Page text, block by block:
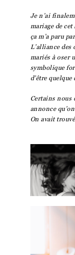
Je n’ai
mariage de
ça m’a paru
L’alliance
mariés à oser
symbolique
d’être
Certains nous
annonce
On avait